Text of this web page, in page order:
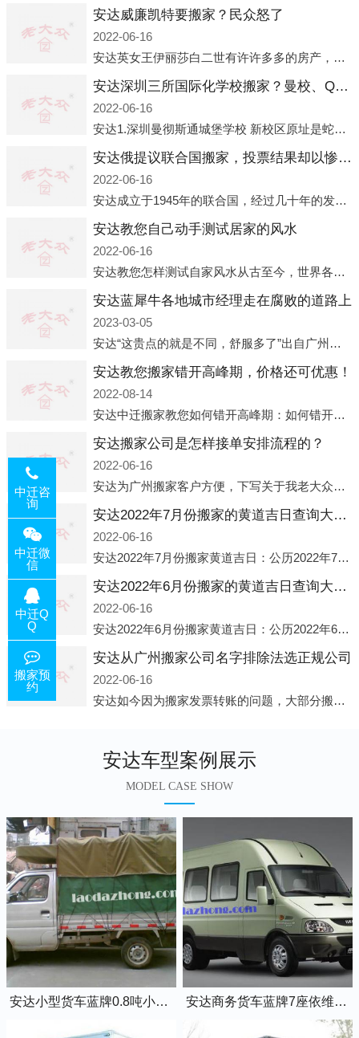
安达威廉凯特要搬家？民众怒了
2022-06-16
安达英女王伊丽莎白二世有许许多多的房产，遍布英国各地。而作为英女王的亲孙子、未来的英国国王，威廉王子自然也能享受到女王的房产。目前，威廉凯特以及三个孩子有两个经常居住的地点，一处是位于伦敦的肯辛顿宫，一处
安达深圳三所国际化学校搬家？曼校、QSI、南山中英文搬走了
2022-06-16
安达1.深圳曼彻斯通城堡学校 新校区原址是蛇口国际据悉，此次曼彻斯通城堡学校搬迁到蛇口新校区的开办与蛇口外籍人员子女学校（蛇口国际）有很大的关联。2021年，太子湾实验部就宣布在2022年正式并入蛇口外籍
安达俄提议联合国搬家，投票结果却以惨败收场
2022-06-16
安达成立于1945年的联合国，经过几十年的发展，如今拥有193个成员国。拥有如此众多会员国的联合国，可以说是世界上最具代表性的国际组织，也是世界上分量最重、有着较高话语权的国际组织。但以美国为首的西方国家
安达教您自己动手测试居家的风水
2022-06-16
安达教您怎样测试自家风水从古至今，世界各地的人们都在研究人在乾坤中的位置以及它们所形成的关系。通过探究季节转换、星象变化，并且在所观测到的自然规律的指导下，人们开始认识到居住在不同住宅中的人，其一生中的财
安达蓝犀牛各地城市经理走在腐败的道路上
2023-03-05
安达“这贵点的就是不同，舒服多了”出自广州运营邓经理的口中。2023年开年刚出来，三个司机（加盟蓝犀牛的个人队伍）便请广州经理去佛山娱乐场所大消费了一次，据知悉一晚消费达一万多，由三人平摊费用，燃鹅这样的
安达教您搬家错开高峰期，价格还可优惠！
2022-08-14
安达中迁搬家教您如何错开高峰期：如何错开高峰期搬家，中迁搬家做了一些电话数据统计和分析，发现市民中午2点左右访问网站的人是最多的，电话咨询是早上9点左右是最多的，预约搬家周六和周日是最多的，网上QQ微
安达搬家公司是怎样接单安排流程的？
2022-06-16
安达为广州搬家客户方便，下写关于我老大众搬家公司接单的流程，九条给搬家朋友参考，了解搬家公司工序，免去搬家时的没有准备好的工作，给您及时快速的搬好家。一．电话咨询：专人接待客户电话咨询，初步了解客户搬 家
安达2022年7月份搬家的黄道吉日查询大全一览表哪天适合搬家好日子
2022-06-16
安达2022年7月份搬家黄道吉日：公历2022年7月6日 农历六月初八 星期三 冲虎(甲寅)公历2022年7月12日 农历六月十四 星期二 冲猴(庚申)公历2022年7月13日 农历六月十五 星期三 冲鸡
安达2022年6月份搬家的黄道吉日查询大全一览表哪天适合搬家好日子
2022-06-16
安达2022年6月份搬家黄道吉日：公历2022年6月1日 农历五月初三 星期三 冲兔(己卯)公历2022年6月4日 农历五月初六 星期六 冲马(壬午)公历2022年6月8日 农历五月初十 星期三 冲狗(丙
安达从广州搬家公司名字排除法选正规公司
2022-06-16
安达如今因为搬家发票转账的问题，大部分搬家公司都已经注册了营业执照，早5年前基本上所谓的搬家公司都是无注册状态也就是无照营业，由于企业注册量大增所以各种企业信息展示平台如雨后春笋般遍地开花，如：天眼查，企
安达车型案例展示
MODEL CASE SHOW
安达小型货车蓝牌0.8吨小卡车 安达商务货车蓝牌7座依维柯全顺车
中迁咨
询
中迁微
信
中迁Q
Q
搬家预
约